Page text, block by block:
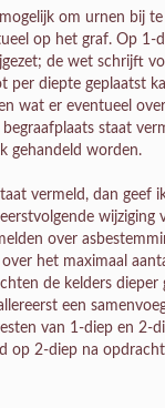
om urnen bij
op het graf. Op 1-
de wet schrijft
per diepte geplaatst
wat er eventueel
staat
gehandeld worden.
vermeld, dan geef
wijziging
over
het maximaal
de kelders dieper
een
van 1-diep en 2-
op 2-diep na